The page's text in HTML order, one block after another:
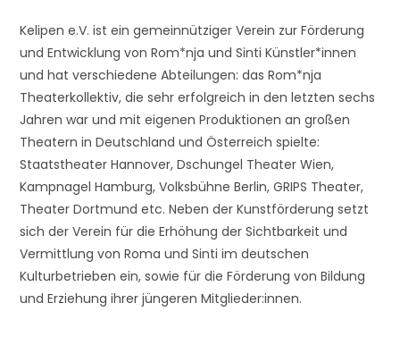
Kelipen e.V. ist ein gemeinnütziger Verein zur Förderung
und Entwicklung von Rom*nja und Sinti Künstler*innen
und hat verschiedene Abteilungen: das Rom*nja
Theaterkollektiv, die sehr erfolgreich in den letzten sechs
Jahren war und mit eigenen Produktionen an großen
Theatern in Deutschland und Österreich spielte:
Staatstheater Hannover, Dschungel Theater Wien,
Kampnagel Hamburg, Volksbühne Berlin, GRIPS Theater,
Theater Dortmund etc. Neben der Kunstförderung setzt
sich der Verein für die Erhöhung der Sichtbarkeit und
Vermittlung von Roma und Sinti im deutschen
Kulturbetrieben ein, sowie für die Förderung von Bildung
und Erziehung ihrer jüngeren Mitglieder:innen.